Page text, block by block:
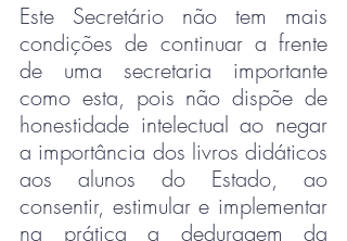
Este Secretário não tem mais
condições de continuar a frente
de uma secretaria importante
como esta, pois não dispõe de
honestidade intelectual ao negar
a importância dos livros didáticos
aos alunos do Estado, ao
consentir, estimular e implementar
na prática a deduragem da